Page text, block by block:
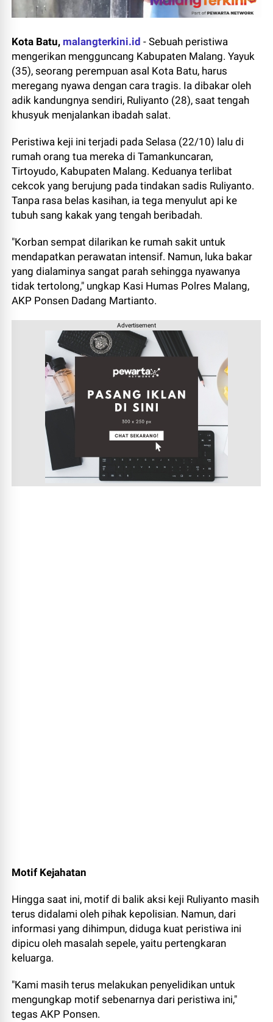
Kota Batu, malangterkini.id -Sebuah peristiwa
mengerikan mengguncang Kabupaten Malang. Yayuk
(35), seorang perempuan asal Kota Batu, harus
meregang nyawa dengan cara tragis. Ia dibakar oleh
adik kandungnya sendiri, Ruliyanto (28), saat tengah
khusyuk menjalankan ibadah salat.
Peristiwa keji ini terjadi pada Selasa (22/10) lalu di
rumah orang tua mereka di Tamankuncaran,
Tirtoyudo, Kabupaten Malang. Keduanya terlibat
cekcok yang berujung pada tindakan sadis Ruliyanto.
Tanpa rasa belas kasihan, ia tega menyulut api ke
tubuh sang kakak yang tengah beribadah.
"Korban sempat dilarikan ke rumah sakit untuk
mendapatkan perawatan intensif. Namun, luka bakar
yang dialaminya sangat parah sehingga nyawanya
tidak tertolong," ungkap Kasi Humas Polres Malang,
AKP Ponsen Dadang Martianto.
Advertisement
Motif Kejahatan
Hingga saat ini, motif di balik aksi keji Ruliyanto masih
terus didalami oleh pihak kepolisian. Namun, dari
informasi yang dihimpun, diduga kuat peristiwa ini
dipicu oleh masalah sepele, yaitu pertengkaran
keluarga.
"Kami masih terus melakukan penyelidikan untuk
mengungkap motif sebenarnya dari peristiwa ini,"
tegas AKP Ponsen.